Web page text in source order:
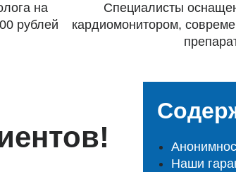
на
рублей
Специалисты
кардиомонитором,
Наши